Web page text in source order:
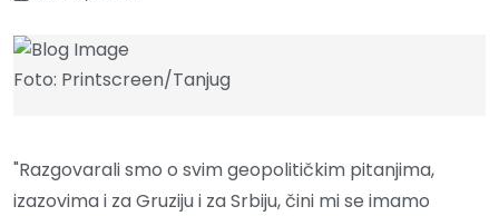
Foto: Printscreen/Tanjug
"Razgovarali smo o svim geopolitičkim pitanjima,
izazovima i za Gruziju i za Srbiju, čini mi se imamo